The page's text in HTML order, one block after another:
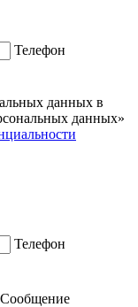
Телефон
данных в
данных»
Телефон
Сообщение